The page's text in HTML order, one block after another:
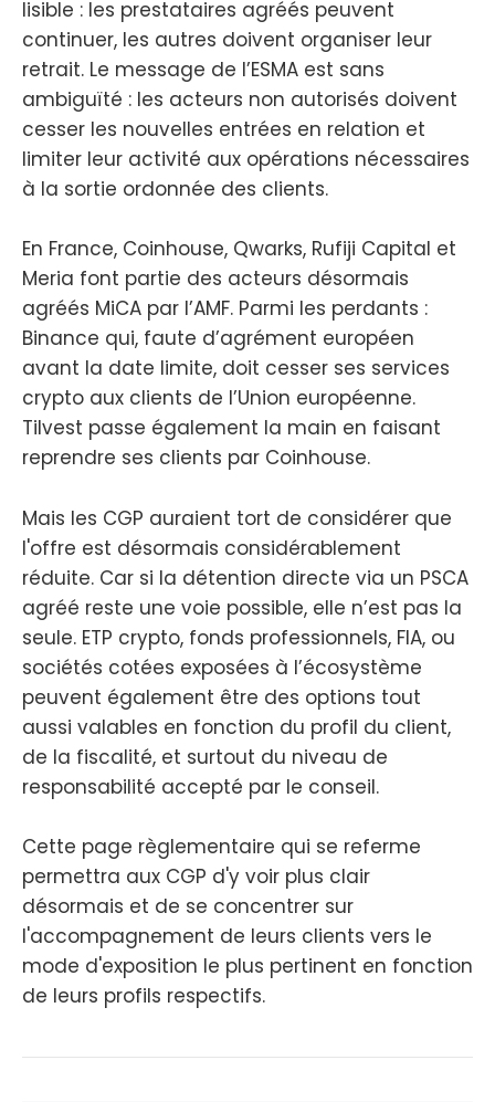
lisible : les prestataires agréés peuvent
continuer, les autres doivent organiser leur
retrait. Le message de l’ESMA est sans
ambiguïté : les acteurs non autorisés doivent
cesser les nouvelles entrées en relation et
limiter leur activité aux opérations nécessaires
à la sortie ordonnée des clients.
En France, Coinhouse, Qwarks, Rufiji Capital et
Meria font partie des acteurs désormais
agréés MiCA par l’AMF. Parmi les perdants :
Binance qui, faute d’agrément européen
avant la date limite, doit cesser ses services
crypto aux clients de l’Union européenne.
Tilvest passe également la main en faisant
reprendre ses clients par Coinhouse.
Mais les CGP auraient tort de considérer que
l'offre est désormais considérablement
réduite. Car si la détention directe via un PSCA
agréé reste une voie possible, elle n’est pas la
seule. ETP crypto, fonds professionnels, FIA, ou
sociétés cotées exposées à l’écosystème
peuvent également être des options tout
aussi valables en fonction du profil du client,
de la fiscalité, et surtout du niveau de
responsabilité accepté par le conseil.
Cette page règlementaire qui se referme
permettra aux CGP d'y voir plus clair
désormais et de se concentrer sur
l'accompagnement de leurs clients vers le
mode d'exposition le plus pertinent en fonction
de leurs profils respectifs.